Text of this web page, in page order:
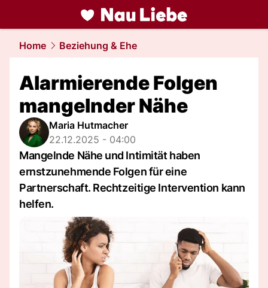
liebe.NAU.ch
Home Beziehung & Ehe
Alarmierende Folgen
mangelnder Nähe
Maria Hutmacher
22.12.2025 - 04:00
Mangelnde Nähe und Intimität haben
ernstzunehmende Folgen für eine
Partnerschaft. Rechtzeitige Intervention kann
helfen.